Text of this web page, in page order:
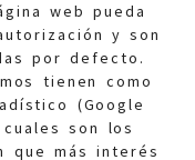
web pueda
y son
por defecto.
tienen como
(Google
son los
que más interés